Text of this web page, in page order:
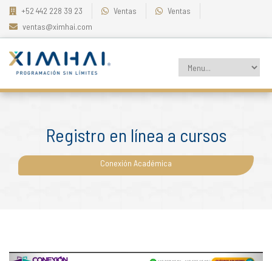
+52 442 228 39 23 Ventas
Ventas
ventas@ximhai.com
Registro en línea a cursos
Conexión Académica